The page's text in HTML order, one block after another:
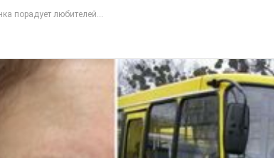
порадует любителей...